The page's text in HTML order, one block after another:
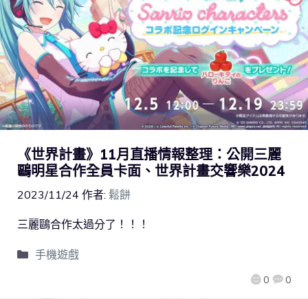
《世界計畫》11月直播情報整理：公開三麗
鷗明星合作全員卡面、世界計畫交響樂2024
2023/11/24 作者: 鬆餅
0 0
三麗鷗合作太過分了！！！
手機遊戲